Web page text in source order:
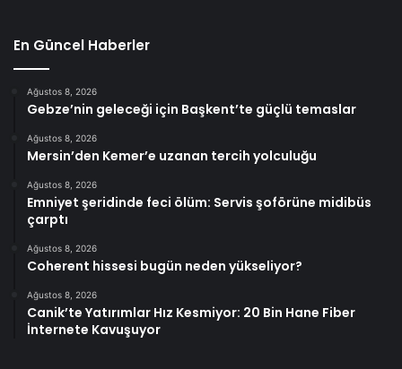
En Güncel Haberler
Ağustos 8, 2026
Gebze’nin geleceği için Başkent’te güçlü temaslar
Ağustos 8, 2026
Mersin’den Kemer’e uzanan tercih yolculuğu
Ağustos 8, 2026
Emniyet şeridinde feci ölüm: Servis şoförüne midibüs
çarptı
Ağustos 8, 2026
Coherent hissesi bugün neden yükseliyor?
Ağustos 8, 2026
Canik’te Yatırımlar Hız Kesmiyor: 20 Bin Hane Fiber
İnternete Kavuşuyor